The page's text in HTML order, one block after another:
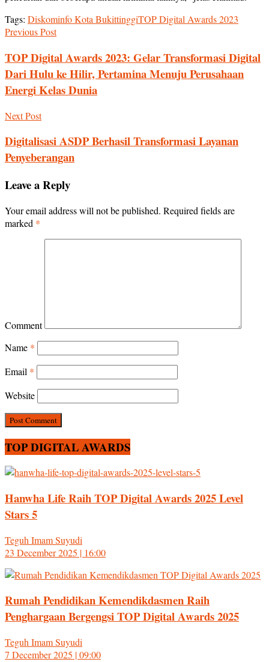
Tags: Diskominfo Kota BukittinggiTOP Digital Awards 2023
Previous Post
TOP Digital Awards 2023: Gelar Transformasi Digital
Dari Hulu ke Hilir, Pertamina Menuju Perusahaan
Energi Kelas Dunia
Next Post
Digitalisasi ASDP Berhasil Transformasi Layanan
Penyeberangan
Leave a Reply
Your email address will not be published. Required fields are
marked *
Comment
Name *
Email *
Website
TOP DIGITAL AWARDS
Hanwha Life Raih TOP Digital Awards 2025 Level
Stars 5
Teguh Imam Suyudi
23 December 2025 | 16:00
Rumah Pendidikan Kemendikdasmen Raih
Penghargaan Bergengsi TOP Digital Awards 2025
Teguh Imam Suyudi
7 December 2025 | 09:00